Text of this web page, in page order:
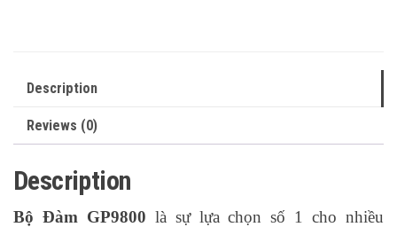
Description
Reviews (0)
Description
Bộ Đàm GP9800 là sự lựa chọn số 1 cho nhiều